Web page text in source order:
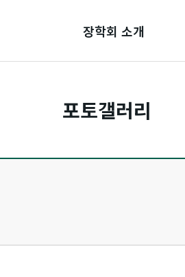
장학회 소개
포토갤러리